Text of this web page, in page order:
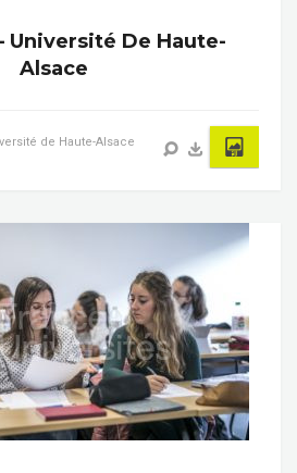
Université De Haute-
Alsace
de Haute-Alsace